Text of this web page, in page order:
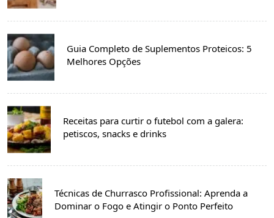
Guia Completo de Suplementos Proteicos: 5
Melhores Opções
Receitas para curtir o futebol com a galera:
petiscos, snacks e drinks
Técnicas de Churrasco Profissional: Aprenda a
Dominar o Fogo e Atingir o Ponto Perfeito